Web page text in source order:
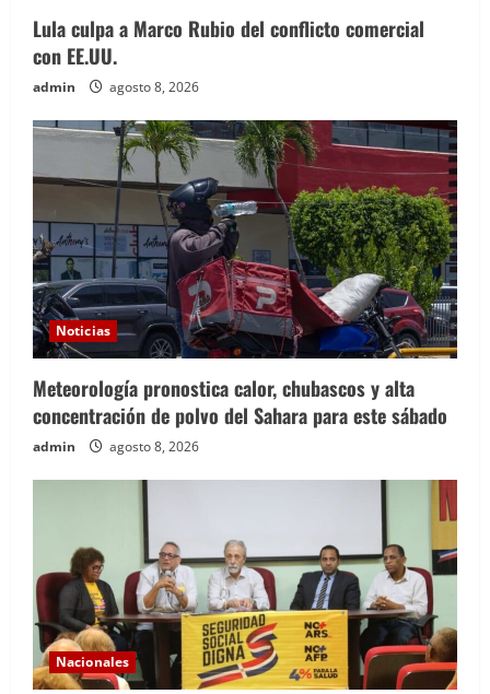
Lula culpa a Marco Rubio del conflicto comercial
con EE.UU.
admin agosto 8, 2026
Noticias
Meteorología pronostica calor, chubascos y alta
concentración de polvo del Sahara para este sábado
admin agosto 8, 2026
Nacionales